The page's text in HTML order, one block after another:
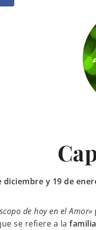
diciembre y 19 de
de hoy en el Amor»
se refiere a la